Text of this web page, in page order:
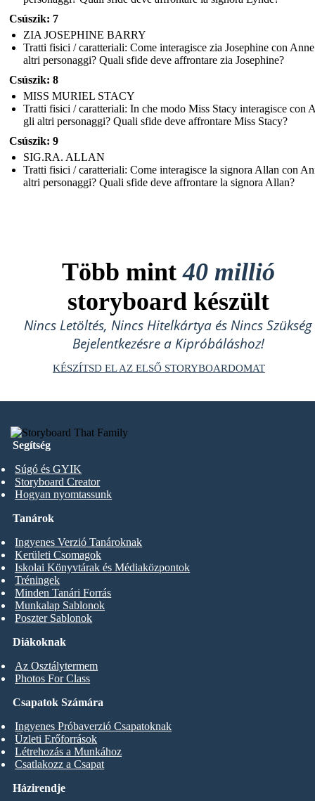
Csúszik: 7
ZIA JOSEPHINE BARRY
Tratti fisici / caratteriali: Come interagisce zia Josephine con
altri personaggi? Quali sfide deve affrontare zia Josephine?
Csúszik: 8
MISS MURIEL STACY
Tratti fisici / caratteriali: In che modo Miss Stacy interagisce con
gli altri personaggi? Quali sfide deve affrontare Miss Stacy?
Csúszik: 9
SIG.RA. ALLAN
Tratti fisici / caratteriali: Come interagisce la signora Allan con
altri personaggi? Quali sfide deve affrontare la signora Allan?
Több mint40 millió
storyboard készült
Nincs Letöltés, Nincs Hitelkártya és Nincs Szükség
Bejelentkezésre a Kipróbáláshoz!
KÉSZÍTSD EL AZ ELSŐ STORYBOARDOMAT
Segítség
Súgó és GYIK
Storyboard Creator
Hogyan nyomtassunk
Diákoknak
Az Osztálytermem
Photos For Class
Tanárok
Ingyenes Verzió Tanároknak
Kerületi Csomagok
Iskolai Könyvtárak és Médiaközpontok
Tréningek
Minden Tanári Forrás
Munkalap Sablonok
Poszter Sablonok
Csapatok Számára
Ingyenes Próbaverzió Csapatoknak
Üzleti Erőforrások
Létrehozás a Munkához
Csatlakozz a Csapat
Házirendje